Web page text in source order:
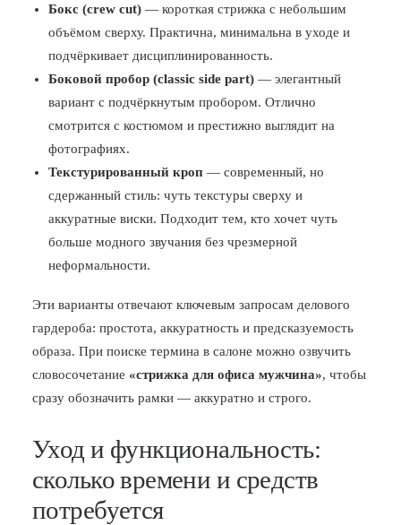
Бокс (crew cut) — короткая стрижка с небольшим
объёмом сверху. Практична, минимальна в уходе и
подчёркивает дисциплинированность.
Боковой пробор (classic side part) — элегантный
вариант с подчёркнутым пробором. Отлично
смотрится с костюмом и престижно выглядит на
фотографиях.
Текстурированный кроп — современный, но
сдержанный стиль: чуть текстуры сверху и
аккуратные виски. Подходит тем, кто хочет чуть
больше модного звучания без чрезмерной
неформальности.
Эти варианты отвечают ключевым запросам делового
гардероба: простота, аккуратность и предсказуемость
образа. При поиске термина в салоне можно озвучить
словосочетание «стрижка для офиса мужчина», чтобы
сразу обозначить рамки — аккуратно и строго.
Уход и функциональность:
сколько времени и средств
потребуется